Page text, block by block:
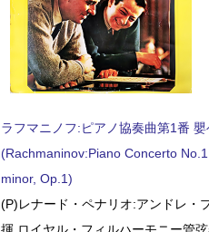
ラフマニノフ:ピアノ協奏曲第1番
(Rachmaninov:Piano Concerto
minor, Op.1)
(P)レナード・ペナリオ:アンドレ・
揮 ロイヤル・フィルハーモニー管